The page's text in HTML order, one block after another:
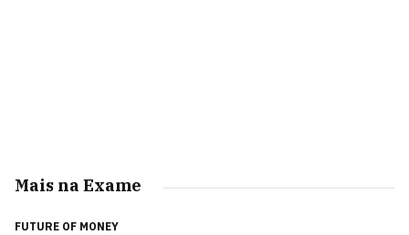
Mais na Exame
FUTURE OF MONEY